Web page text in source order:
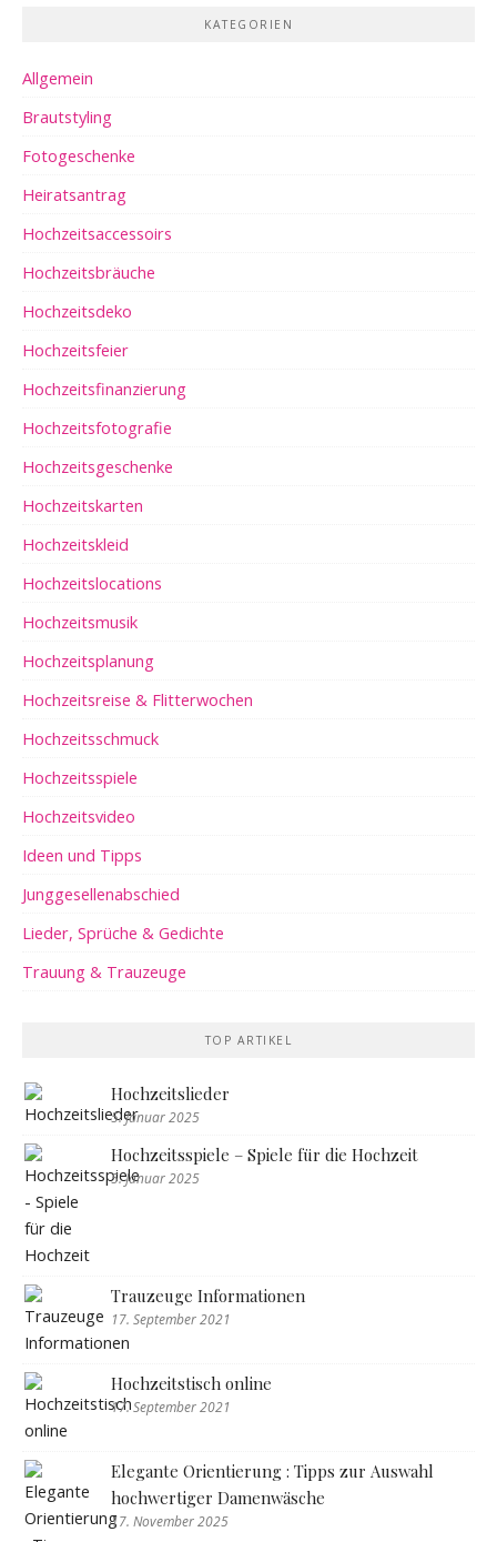
KATEGORIEN
Allgemein
Brautstyling
Fotogeschenke
Heiratsantrag
Hochzeitsaccessoirs
Hochzeitsbräuche
Hochzeitsdeko
Hochzeitsfeier
Hochzeitsfinanzierung
Hochzeitsfotografie
Hochzeitsgeschenke
Hochzeitskarten
Hochzeitskleid
Hochzeitslocations
Hochzeitsmusik
Hochzeitsplanung
Hochzeitsreise & Flitterwochen
Hochzeitsschmuck
Hochzeitsspiele
Hochzeitsvideo
Ideen und Tipps
Junggesellenabschied
Lieder, Sprüche & Gedichte
Trauung & Trauzeuge
TOP ARTIKEL
Hochzeitslieder
5. Januar 2025
Hochzeitsspiele – Spiele für die Hochzeit
5. Januar 2025
Trauzeuge Informationen
17. September 2021
Hochzeitstisch online
17. September 2021
Elegante Orientierung : Tipps zur Auswahl
hochwertiger Damenwäsche
17. November 2025